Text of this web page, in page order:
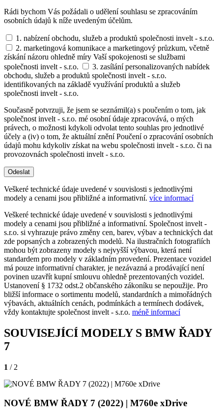
Rádi bychom Vás požádali o udělení souhlasu se zpracováním
osobních údajů k níže uvedeným účelům.
1. nabízení obchodu, služeb a produktů společnosti invelt - s.r.o.
2. marketingová komunikace a marketingový průzkum, včetně
získání názoru ohledně míry Vaší spokojenosti se službami
společnosti invelt - s.r.o.
3. zasílání personalizovaných nabídek
obchodu, služeb a produktů společnosti invelt - s.r.o.
identifikovaných na základě využívání produktů a služeb
společnosti invelt - s.r.o.
Současně potvrzuji, že jsem se seznámil(a) s poučením o tom, jak
společnost invelt - s.r.o. mé osobní údaje zpracovává, o mých
právech, o možnosti kdykoli odvolat tento souhlas pro jednotlivé
účely a (iv) o tom, že aktuální znění Poučení o zpracování osobních
údajů mohu kdykoliv získat na webu společnosti invelt - s.r.o. či na
provozovnách společnosti invelt - s.r.o.
Odeslat
Veškeré technické údaje uvedené v souvislosti s jednotlivými
modely a cenami jsou přibližné a informativní. více informací
Veškeré technické údaje uvedené v souvislosti s jednotlivými
modely a cenami jsou přibližné a informativní. Společnost invelt -
s.r.o. si vyhrazuje právo změny cen, barev, výbav a technických dat
zde popsaných a zobrazených modelů. Na ilustračních fotografiích
mohou být zobrazeny modely s nejvyšší výbavou, která není
standardem pro modely v základním provedení. Prezentace vozidel
má pouze informativní charakter, je nezávazná a prodávající není
povinen uzavřít kupní smlouvu ohledně prezentovaných vozidel.
Ustanovení § 1732 odst.2 občanského zákoníku se nepoužije. Pro
bližší informace o sortimentu modelů, standardních a mimořádných
výbavách, aktuálních cenách, podmínkách a termínech dodávek,
vždy kontaktujte společnost invelt - s.r.o. méně informací
SOUVISEJÍCÍ MODELY S BMW ŘADY
7
1 / 2
NOVÉ BMW ŘADY 7 (2022) | M760e xDrive